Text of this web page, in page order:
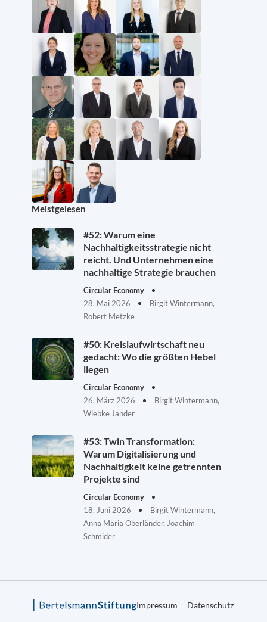
Meistgelesen
#52: Warum eine
Nachhaltigkeitsstrategie nicht
reicht. Und Unternehmen eine
nachhaltige Strategie brauchen
Circular Economy
28. Mai 2026
Birgit Wintermann,
Robert Metzke
#50: Kreislaufwirtschaft neu
gedacht: Wo die größten Hebel
liegen
Circular Economy
26. März 2026
Birgit Wintermann,
Wiebke Jander
#53: Twin Transformation:
Warum Digitalisierung und
Nachhaltigkeit keine getrennten
Projekte sind
Circular Economy
18. Juni 2026
Birgit Wintermann,
Anna Maria Oberländer, Joachim
Schmider
Impressum Datenschutz